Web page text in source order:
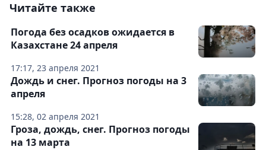
Читайте также
17:17, 23 апреля 2021
Погода без осадков ожидается в
Казахстане 24 апреля
15:28, 02 апреля 2021
Дождь и снег. Прогноз погоды на 3
апреля
Гроза, дождь, снег. Прогноз погоды
на 13 марта